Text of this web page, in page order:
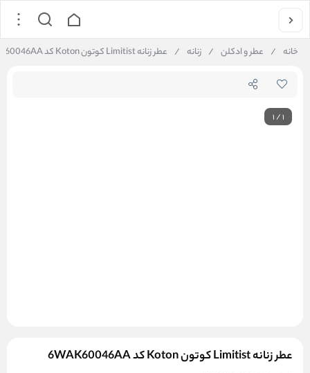
خانه / عطر و ادکلن / زنانه / عطر زنانه Limitist کوتون Koton کد 6WAK60046AA
1/1
عطر زنانه Limitist کوتون Koton کد 6WAK60046AA